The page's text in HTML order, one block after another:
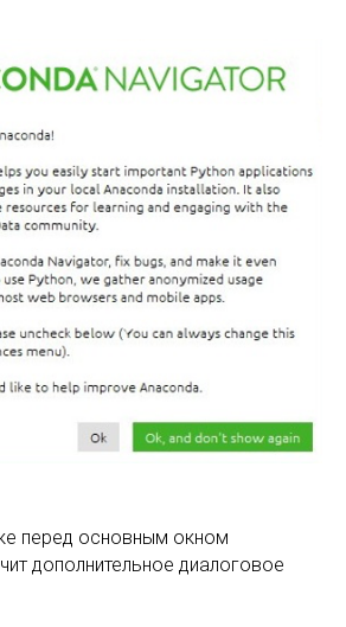
перед основным окном
дополнительное диалоговое